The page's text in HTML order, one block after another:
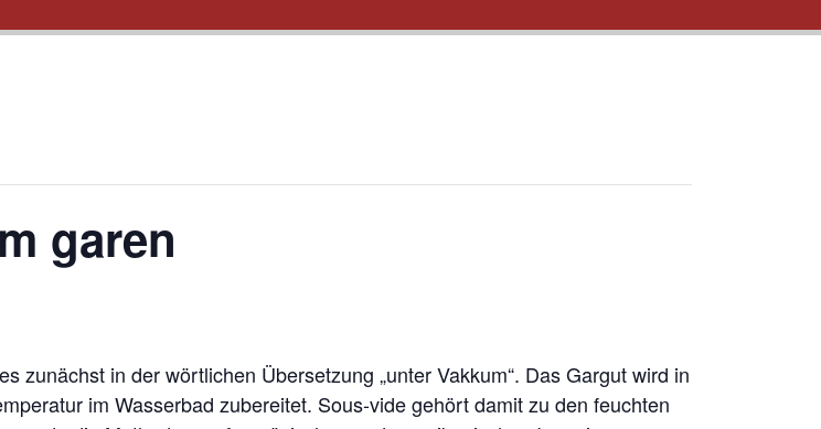
garen
zunächst in der wörtlichen Übersetzung „unter Vakkum“. Das Gargut wird in
im Wasserbad zubereitet. Sous-vide gehört damit zu den feuchten